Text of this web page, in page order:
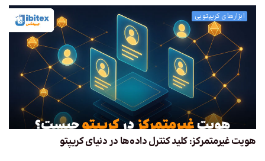
ابزارهای کریپتویی
هویت غیرمتمرکز: کلید کنترل داده‌ها در دنیای کریپتو